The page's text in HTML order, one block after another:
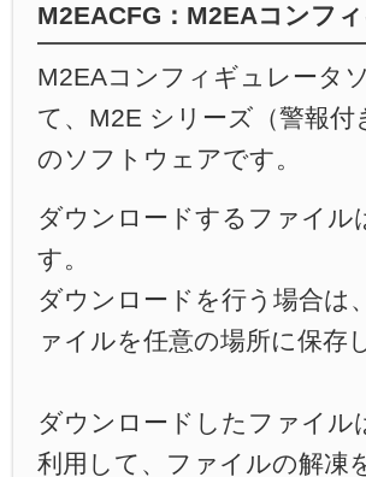
警報設定器
チャートレス記録計
PCレコーダ
M2EACFG：M2EAコンフ
M2EAコンフィギュレータ
て、M2E シリーズ（警報
のソフトウェアです。
ダウンロードするファイル
す。
ダウンロードを行う場合は
ァイルを任意の場所に保存
ダウンロードしたファイル
利用して、ファイルの解凍